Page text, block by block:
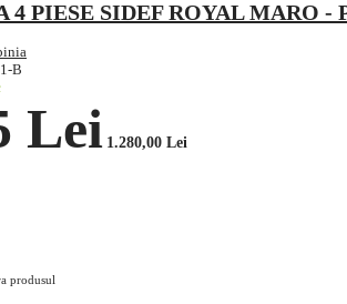
4 PIESE SIDEF ROYAL MARO -
B
Lei 1.280,00 Lei
produsul